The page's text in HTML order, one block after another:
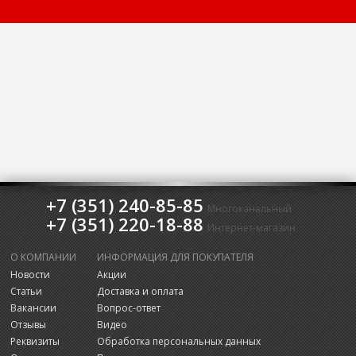
+7 (351) 240-85-85 Многоканальный
+7 (351) 220-18-88 Интернет-магазин
О КОМПАНИИ
Новости
Статьи
Вакансии
Отзывы
Реквизиты
ИНФОРМАЦИЯ ДЛЯ ПОКУПАТЕЛЯ
Акции
Доставка и оплата
Вопрос-ответ
Видео
Обработка персональных данных